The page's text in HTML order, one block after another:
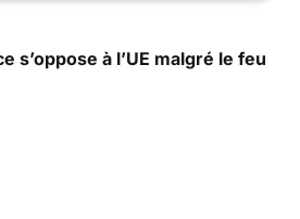
s’oppose à l’UE malgré le feu